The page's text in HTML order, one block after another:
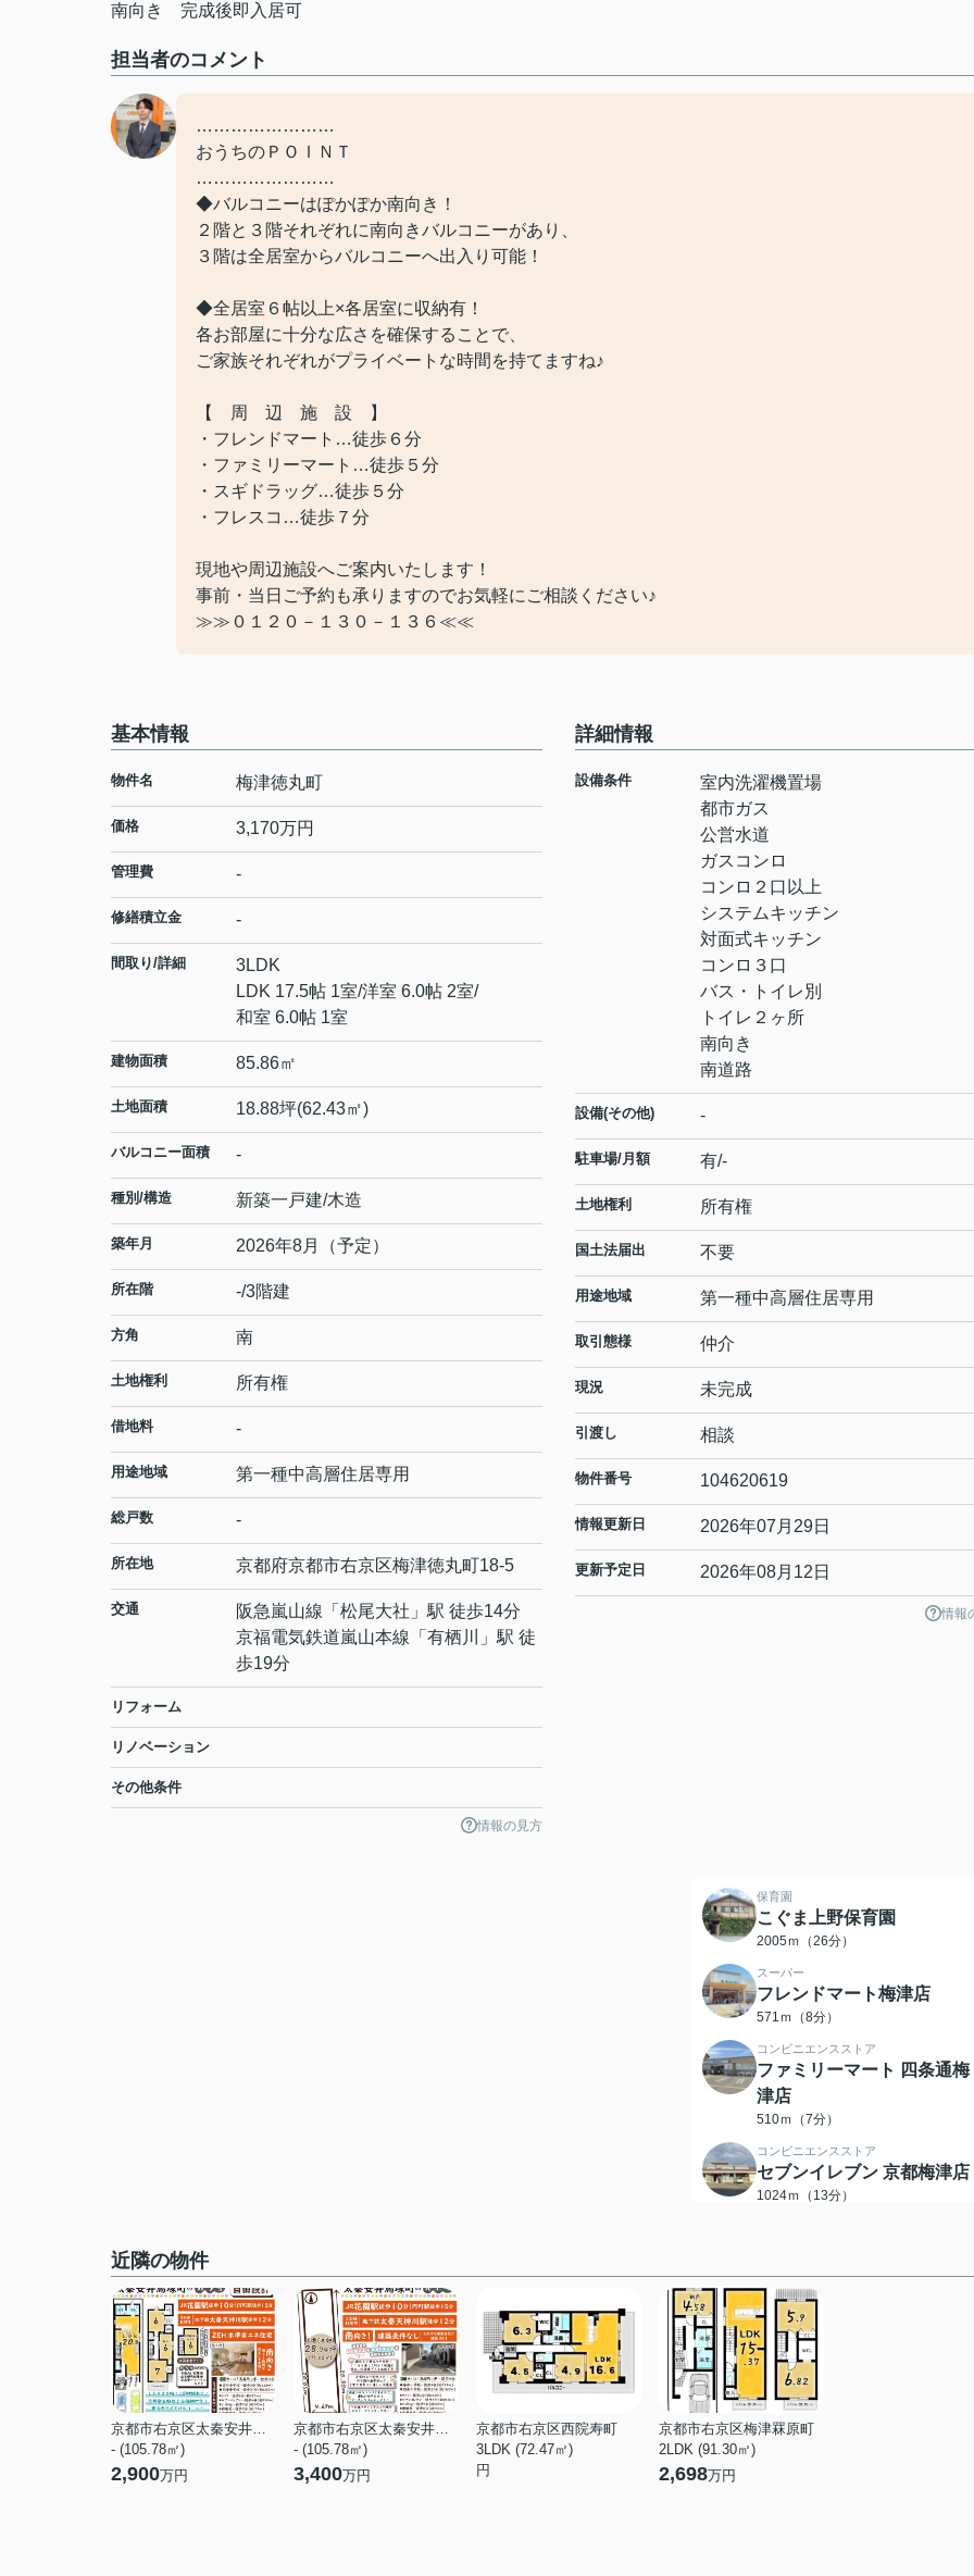
南向き 完成後即入居可
担当者のコメント
……………………
おうちのＰＯＩＮＴ
……………………
◆バルコニーはぽかぽか南向き！
２階と３階それぞれに南向きバルコニーがあり、
３階は全居室からバルコニーへ出入り可能！
◆全居室６帖以上×各居室に収納有！
各お部屋に十分な広さを確保することで、
ご家族それぞれがプライベートな時間を持てますね♪
【 周 辺 施 設 】
・フレンドマート…徒歩６分
・ファミリーマート…徒歩５分
・スギドラッグ…徒歩５分
・フレスコ…徒歩７分
現地や周辺施設へご案内いたします！
事前・当日ご予約も承りますのでお気軽にご相談ください♪
≫≫０１２０－１３０－１３６≪≪
基本情報
物件名 梅津徳丸町
価格 3,170万円
管理費 -
修繕積立金 -
間取り/詳細
3LDK
LDK 17.5帖 1室/洋室 6.0帖 2室/
和室 6.0帖 1室
建物面積 85.86㎡
土地面積 18.88坪(62.43㎡)
バルコニー面積 -
種別/構造 新築一戸建/木造
築年月 2026年8月（予定）
所在階 -/3階建
方角 南
土地権利 所有権
借地料 -
用途地域 第一種中高層住居専用
総戸数 -
所在地 京都府京都市右京区梅津徳丸町18-5
交通 阪急嵐山線 「 松尾大社 」駅 徒歩14分
京福電気鉄道嵐山本線 「 有栖川
」駅 徒
歩19分
リフォーム
リノベーション
その他条件
情報の見方
詳細情報
設備条件
室内洗濯機置場
都市ガス
公営水道
ガスコンロ
コンロ２口以上
システムキッチン
対面式キッチン
コンロ３口
バス・トイレ別
トイレ２ヶ所
南向き
南道路
設備(その他) -
駐車場/月額 有/-
土地権利 所有権
国土法届出 不要
用途地域 第一種中高層住居専用
取引態様 仲介
現況 未完成
引渡し 相談
物件番号 104620619
情報更新日 2026年07月29日
更新予定日 2026年08月12日
情報
保育園
こぐま上野保育園
2005ｍ（26分）
スーパー
フレンドマート梅津店
571ｍ（8分）
コンビニエンスストア
ファミリーマート 四条通梅
津店
510ｍ（7分）
コンビニエンスストア
セブンイレブン 京都梅津店
1024ｍ（13分）
店
1078ｍ（14分）
ドラッグストア
スギドラッグ 梅津店
409ｍ（6分）
銀行
京都中央信用金庫梅津支店
近隣の物件
京都市右京区太秦安井馬塚町
- (105.78㎡)
2,900万円
京都市右京区太秦安井馬塚町
- (105.78㎡)
3,400万円
京都市右京区西院寿町
3LDK (72.47㎡)
円
京都市右京区梅津罧原町
2LDK (91.30㎡)
2,698万円